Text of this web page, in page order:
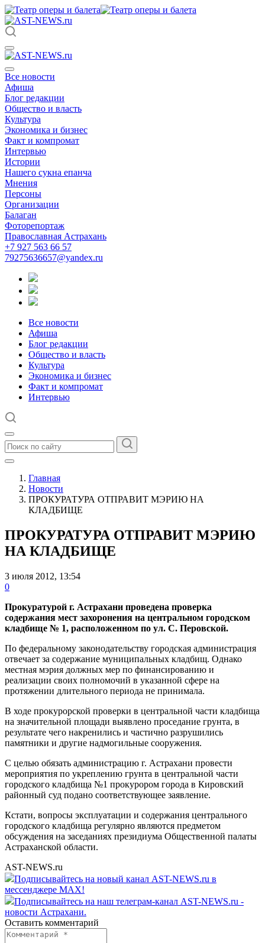
Все новости
Афиша
Блог редакции
Общество и власть
Культура
Экономика и бизнес
Факт и компромат
Интервью
Истории
Нашего сукна епанча
Мнения
Персоны
Организации
Балаган
Фоторепортаж
Православная Астрахань
+7 927 563 66 57
79275636657@yandex.ru
Все новости
Афиша
Блог редакции
Общество и власть
Культура
Экономика и бизнес
Факт и компромат
Интервью
Главная
Новости
ПРОКУРАТУРА ОТПРАВИТ МЭРИЮ НА
КЛАДБИЩЕ
ПРОКУРАТУРА ОТПРАВИТ МЭРИЮ
НА КЛАДБИЩЕ
3 июля 2012, 13:54
0
Прокуратурой г. Астрахани проведена проверка
содержания мест захоронения на центральном городском
кладбище № 1, расположенном по ул. С. Перовской.
По федеральному законодательству городская администрация
отвечает за содержание муниципальных кладбищ. Однако
местная мэрия должных мер по финансированию и
реализации своих полномочий в указанной сфере на
протяжении длительного периода не принимала.
В ходе прокурорской проверки в центральной части кладбища
на значительной площади выявлено проседание грунта, в
результате чего накренились и частично разрушились
памятники и другие надмогильные сооружения.
С целью обязать администрацию г. Астрахани провести
мероприятия по укреплению грунта в центральной части
городского кладбища №1 прокурором города в Кировский
районный суд подано соответствующее заявление.
Кстати, вопросы эксплуатации и содержания центрального
городского кладбища регулярно являются предметом
обсуждения на заседаниях президиума Общественной палаты
Астраханской области.
AST-NEWS.ru
Подписывайтесь на новый канал AST-NEWS.ru в
мессенджере MAX!
Подписывайтесь на наш телеграм-канал AST-NEWS.ru -
новости Астрахани.
Оставить комментарий